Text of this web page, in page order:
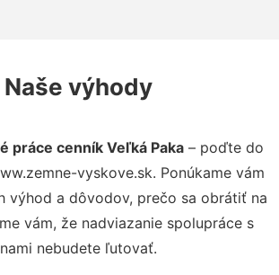
Naše výhody
práce cenník Veľká Paka – poďte do
vyskove.sk. Ponúkame vám
výhod a dôvodov, prečo sa obrátiť na
vám, že nadviazanie spolupráce s
nami nebudete ľutovať.